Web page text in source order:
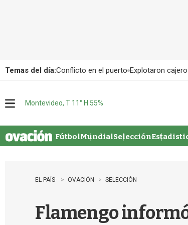
Temas del día:Conflicto en el puerto Explotaron
u
Montevideo, T 11° H 55%
FútbolMundialSelección
EL PAÍS OVACIÓN SELECCIÓN
Flamengo